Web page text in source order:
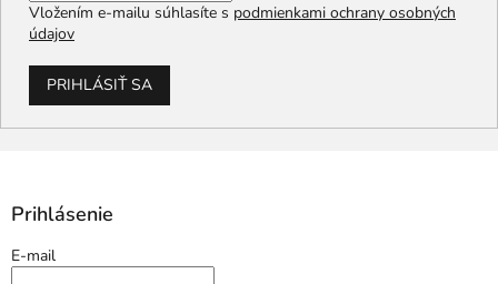
Vložením e-mailu súhlasíte s podmienkami ochrany osobných
údajov
PRIHLÁSIŤ SA
Prihlásenie
E-mail